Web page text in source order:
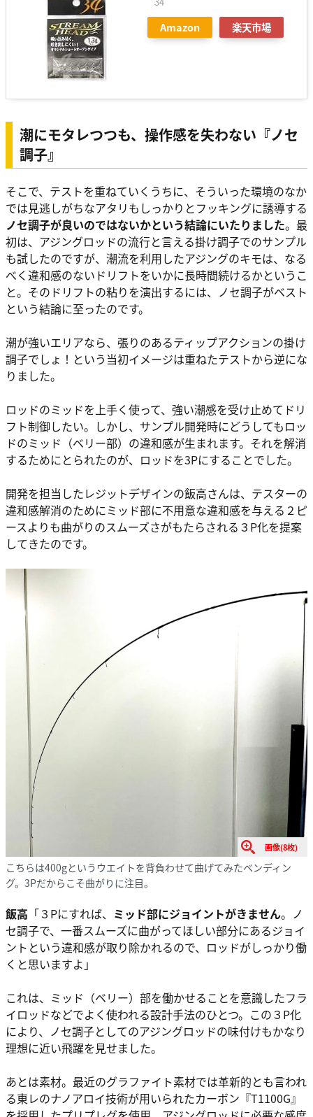
Amazon 楽天市場
潮にモタレつつも、操作感を失わない『ノセ
調子』
そこで、テストを重ねていくうちに、そういった環境のなか
では見逃しがちなアタリもしっかりとフッキングに誘導する
ノセ調子が良いのではないかという結論にいたりました。最
初は、アジングロッドの流行と言える掛け調子でのサンプル
も試したのですが、潮流を利用したアジングのキモは、なる
べく違和感のないドリフトをいかに長時間続けるかというこ
と。そのドリフトの粘りを演出するには、ノセ調子がベスト
という結論に至ったのです。
潮が強いエリアなら、張りのあるティップアクションの掛け
調子でしょ！という当初イメージは重ねたテストから逆にな
りました。
ロッドのミッドを上手く使って、強い潮感を受け止めてドリ
フト制御したい。しかし、サンプル開発時にどうしてもロッ
ドのミッド（ベリー部）の違和感が生まれます。それを解消
するためにとられたのが、ロッドを3Pにすることでした。
開発を担当したレジットデザインの飯高さんは、テスターの
違和感解消のためにミッド部に不用意な違和感を与える２ピ
ースよりも曲がりのスムーズさがもたらされる３P化を提案
してきたのです。
画像(8枚)
こちらは400gというウエイトを背負わせて曲げてみたベンディン
グ。3Pだからこそ曲がりに注目。
飯高 「３Pにすれば、 ミッド部にジョイントがきません。ノ
セ調子で、一番スムーズに曲がってほしい部分にあるジョイ
ントという違和感が取り除かれるので、ロッドがしっかり働
くと思いますよ」
これは、ミッド（ベリー）部を働かせることを意識したフラ
イロッドなどでよく使われる設計手法のひとつ。この３P化
により、ノセ調子としてのアジングロッドの味付けもかなり
理想に近い飛躍を見せました。
あとは素材。最近のグラファイト素材では革新的とも言われ
る東レのナノアロイ技術が用いられたカーボン『T1100G』